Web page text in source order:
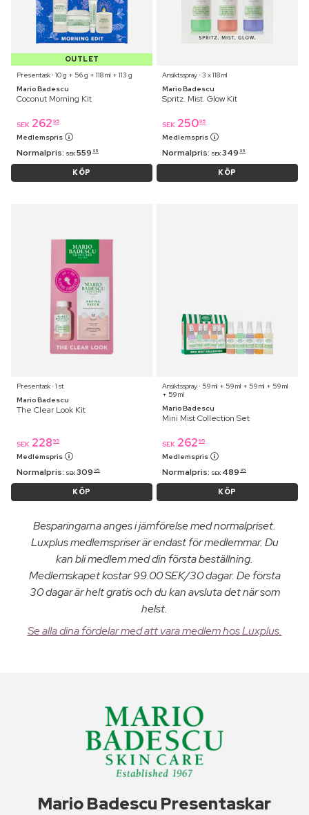
OUTLET
Presentask ⋅ 10 g + 56 g + 118 ml + 113 g
Mario Badescu
Coconut Morning Kit
SEK 262 95
Medlemspris
Normalpris: SEK 559 95
KÖP
Ansiktsspray ⋅ 3 x 118 ml
Mario Badescu
Spritz. Mist. Glow Kit
SEK 25095
Medlemspris
Normalpris: SEK 349 95
KÖP
Presentask ⋅ 1 st
Mario Badescu
The Clear Look Kit
SEK 228 95
Medlemspris
Normalpris: SEK 309 95
KÖP
Ansiktsspray ⋅ 59 ml + 59 ml + 59 ml + 59 ml
+ 59 ml
Mario Badescu
Mini Mist Collection Set
SEK 262 95
Medlemspris
Normalpris: SEK 489 95
KÖP
Besparingarna anges i jämförelse med normalpriset.
Luxplus medlemspriser är endast för medlemmar. Du
kan bli medlem med din första beställning.
Medlemskapet kostar 99.00 SEK/30 dagar. De första
30 dagar är helt gratis och du kan avsluta det när som
helst.
Se alla dina fördelar med att vara medlem hos Luxplus.
Mario Badescu Presentaskar